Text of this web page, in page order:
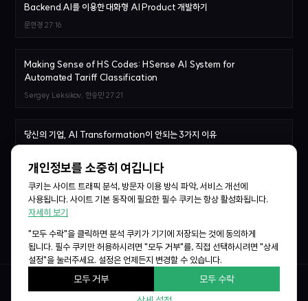
Backend.AI를 이용한 대화형 AI Product 개발하기
문현경 27:16
Making Sense of HS Codes: HSense AI System for
Automated Tariff Classification
Sergey Leksikov, 한승민 27:21
당신의 기업, AI Transformation이 안되는 3가지 이유
Agentic AI를 위한 MCP Sidecar sLM 학습기
이준범 28:07
Lablup Inc. All rights reserved.
개인정보를 소중히 여깁니다
쿠키는 사이트 트래픽 분석, 방문자 이용 방식 파악, 서비스 개선에
사용됩니다. 사이트 기본 동작에 필요한 필수 쿠키는 항상 활성화됩니다.
자세히 보기
"모두 수락"을 클릭하면 분석 쿠키가 기기에 저장되는 것에 동의하게
됩니다. 필수 쿠키만 허용하시려면 "모두 거부"를, 직접 선택하시려면 "상세
설정"을 눌러주세요. 설정은 언제든지 변경할 수 있습니다.
모두 거부 모두 수락